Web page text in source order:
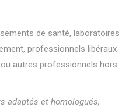
de santé, laboratoires
professionnels libéraux
autres professionnels hors
adaptés et homologués,